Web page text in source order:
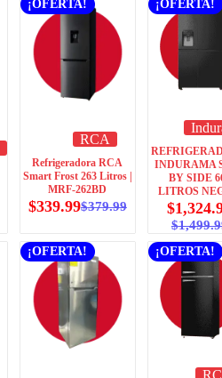
¡OFERTA!
RCA
Refrigeradora RCA
Smart Frost 263 Litros |
MRF-262BD
$379.99
$339.99
¡OFERTA!
INDURAMA
BY SIDE
LITROS
$
$
¡OFERTA! ¡OFERTA!